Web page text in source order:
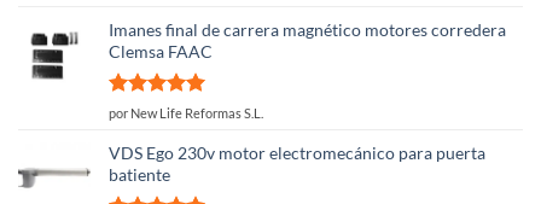
Imanes final de carrera magnético motores corredera
Clemsa FAAC
Valorado
por New Life Reformas S.L.
VDS Ego 230v motor electromecánico para puerta
batiente